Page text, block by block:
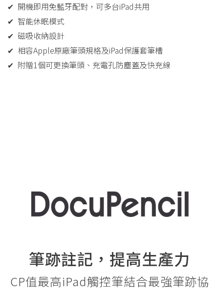
✔ 開機即用免藍牙配對，可多台iPad共用
✔ 智能休眠模式
✔ 磁吸收納設計
✔ 相容Apple原廠筆頭規格及iPad保護套筆槽
✔ 附贈1個可更換筆頭、充電孔防塵蓋及快充線
筆跡註記，提高生產力
CP值最高iPad觸控筆結合最強筆跡協